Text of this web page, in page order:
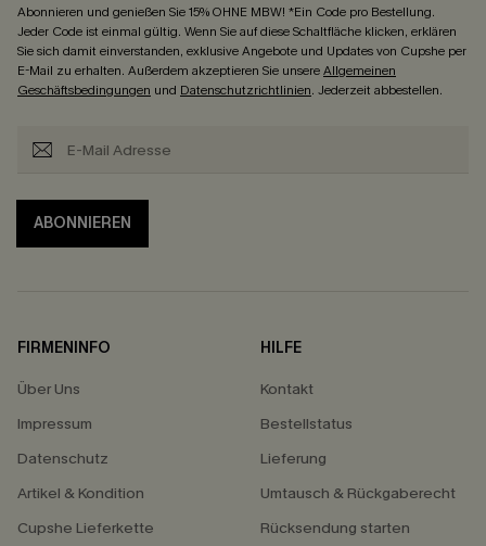
Abonnieren und genießen Sie 15% OHNE MBW! *Ein Code pro Bestellung.
Jeder Code ist einmal gültig. Wenn Sie auf diese Schaltfläche klicken, erklären
Sie sich damit einverstanden, exklusive Angebote und Updates von Cupshe per
E-Mail zu erhalten. Außerdem akzeptieren Sie unsereAllgemeinen
Geschäftsbedingungen und Datenschutzrichtlinien. Jederzeit abbestellen.
ABONNIEREN
FIRMENINFO
Über Uns
Impressum
Datenschutz
Artikel & Kondition
Cupshe Lieferkette
HILFE
Kontakt
Bestellstatus
Lieferung
Umtausch & Rückgaberecht
Rücksendung starten